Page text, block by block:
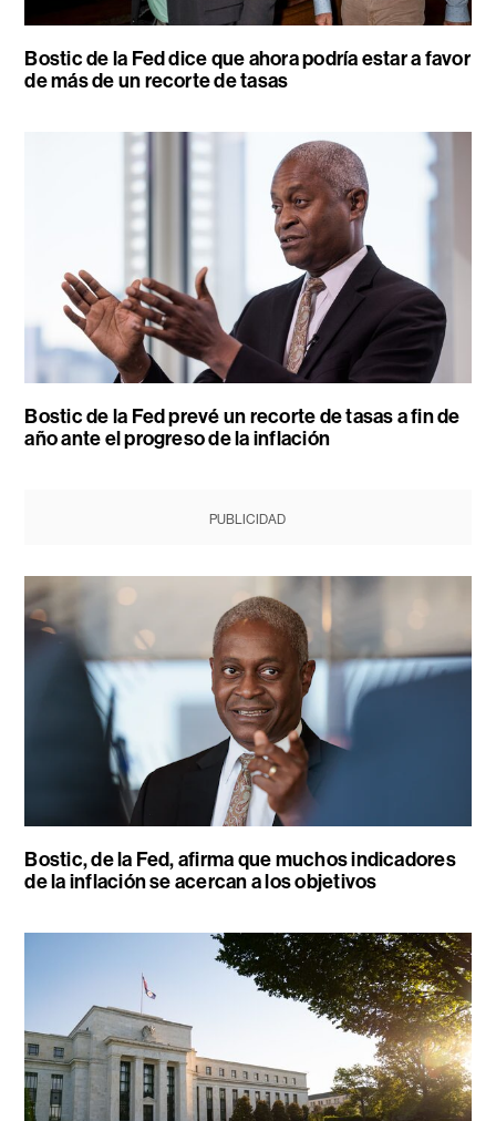
Bostic de la Fed dice que ahora podría estar a favor
de más de un recorte de tasas
Bostic de la Fed prevé un recorte de tasas a fin de
año ante el progreso de la inflación
PUBLICIDAD
Bostic, de la Fed, afirma que muchos indicadores
de la inflación se acercan a los objetivos